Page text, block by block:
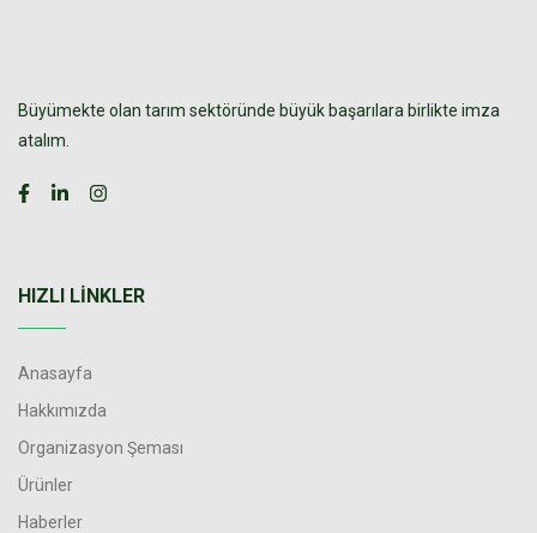
Büyümekte olan tarım sektöründe büyük başarılara birlikte imza
atalım.
HIZLI LINKLER
Anasayfa
Hakkımızda
Organizasyon Şeması
Ürünler
Haberler